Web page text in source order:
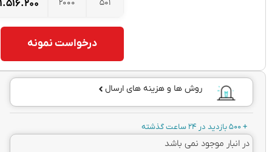
2000 ۱.۵۱۶.۲۰۰تومان
درخواست نمونه
روش ها و هزینه های ارسال
موجود نمی باشد